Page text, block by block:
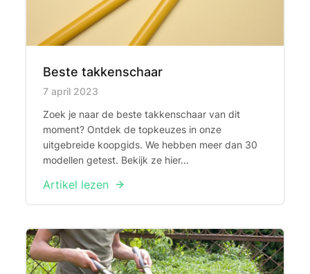
Beste takkenschaar
Published on
7 april 2023
Zoek je naar de beste takkenschaar van dit
moment? Ontdek de topkeuzes in onze
uitgebreide koopgids. We hebben meer dan 30
modellen getest. Bekijk ze hier...
Artikel lezen